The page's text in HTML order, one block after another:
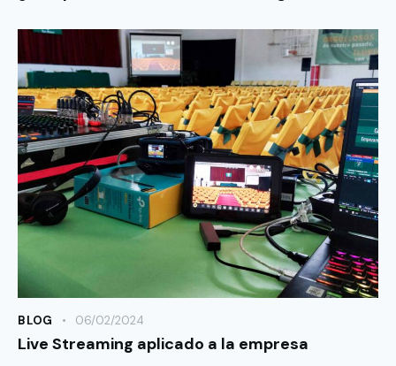
BLOG 06/02/2024
Live Streaming aplicado a la empresa